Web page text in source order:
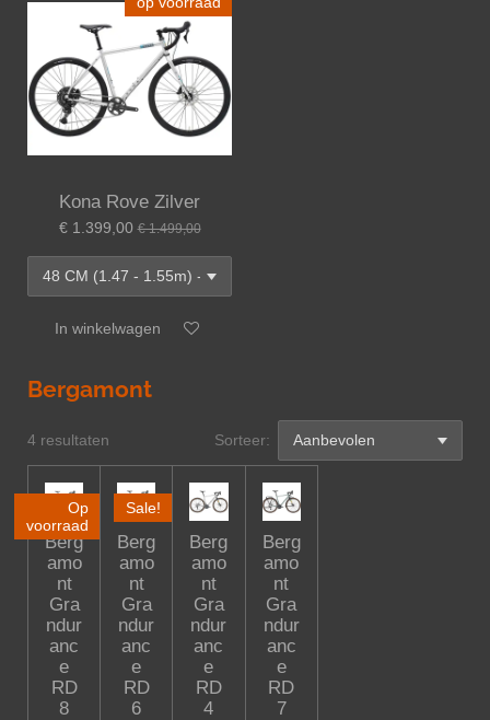
Kona Rove Zilver
€ 1.399,00 € 1.499,00
In winkelwagen
Bergamont
4 resultaten Sorteer:
Op
voorraad
Berg
amo
nt
Gra
ndur
anc
e
RD
8
Sale!
Berg
amo
nt
Gra
ndur
anc
e
RD
6
Berg
amo
nt
Gra
ndur
anc
e
RD
4
Berg
amo
nt
Gra
ndur
anc
e
RD
7